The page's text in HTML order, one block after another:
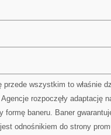
przede wszystkim to właśnie
rozpoczęły adaptację
formę baneru. Baner
odnośnikiem do strony